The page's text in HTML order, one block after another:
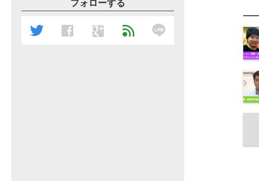
フォローする
twitter facebook google feed line